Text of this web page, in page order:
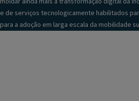
e de serviços tecnologicamente habilitados
para a adoção em larga escala da mobilidade